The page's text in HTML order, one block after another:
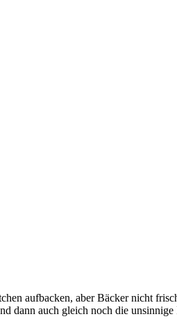
aufbacken, aber Bäcker nicht
dann auch gleich noch die